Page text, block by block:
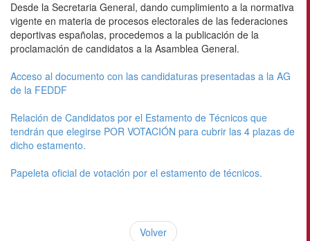
Desde la Secretaria General, dando cumplimiento a la normativa
vigente en materia de procesos electorales de las federaciones
deportivas españolas, procedemos a la publicación de la
proclamación de candidatos a la Asamblea General.
Acceso al documento con las candidaturas presentadas a la AG
de la FEDDF
Relación de Candidatos por el Estamento de Técnicos que
tendrán que elegirse POR VOTACIÓN para cubrir las 4 plazas de
dicho estamento.
Papeleta oficial de votación por el estamento de técnicos.
Volver